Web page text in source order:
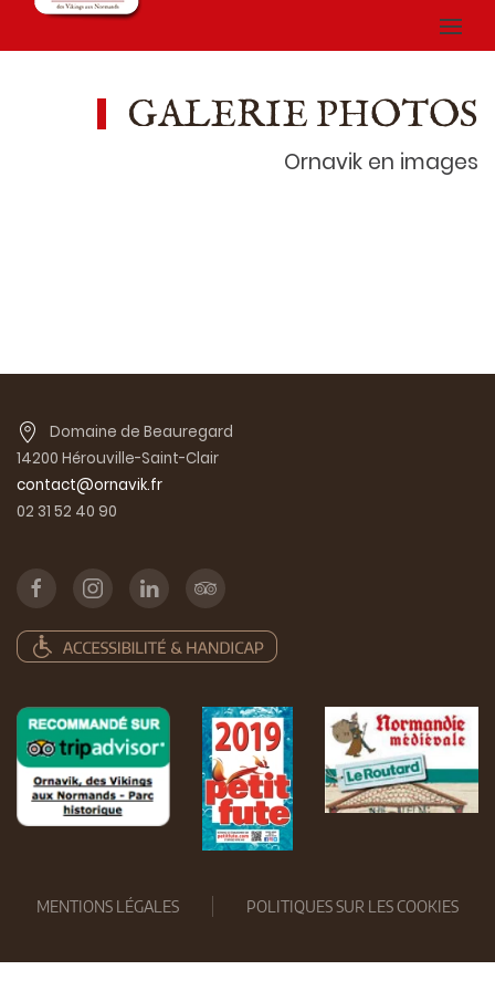
GALERIE PHOTOS
Ornavik en images
Domaine de Beauregard
14200 Hérouville-Saint-Clair
contact@ornavik.fr
02 31 52 40 90
MENTIONS LÉGALES POLITIQUES SUR LES COOKIES